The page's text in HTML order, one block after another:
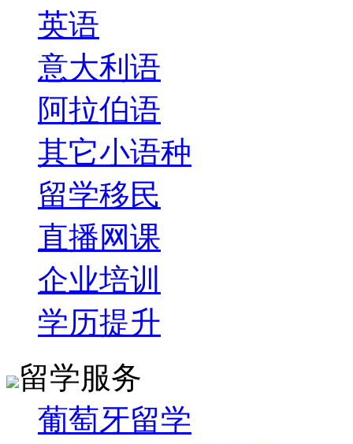
英语
意大利语
阿拉伯语
其它小语种
留学移民
直播网课
企业培训
学历提升
留学服务
葡萄牙留学